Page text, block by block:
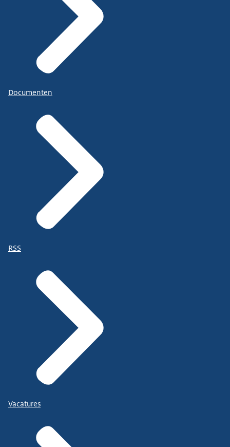
Documenten
RSS
Vacatures